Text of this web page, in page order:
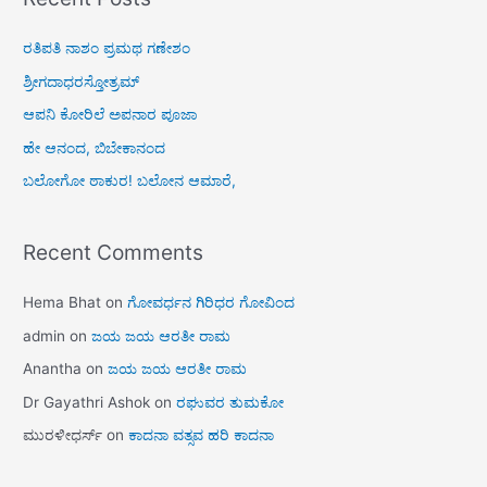
ರತಿಪತಿ ನಾಶಂ ಪ್ರಮಥ ಗಣೇಶಂ
ಶ್ರೀಗದಾಧರಸ್ತೋತ್ರಮ್
ಆಪನಿ ಕೋರಿಲೆ ಅಪನಾರ ಪೂಜಾ
ಹೇ ಆನಂದ, ಬಿಬೇಕಾನಂದ
ಬಲೋಗೋ ಠಾಕುರ! ಬಲೋನ ಆಮಾರೆ,
Recent Comments
Hema Bhat onಗೋವರ್ಧನ ಗಿರಿಧರ ಗೋವಿಂದ
admin onಜಯ ಜಯ ಆರತೀ ರಾಮ
Anantha onಜಯ ಜಯ ಆರತೀ ರಾಮ
Dr Gayathri Ashok onರಘುವರ ತುಮಕೋ
ಮುರಳೀಧರ್ಸ್ onಕಾದನಾ ವತ್ಸವ ಹರಿ ಕಾದನಾ